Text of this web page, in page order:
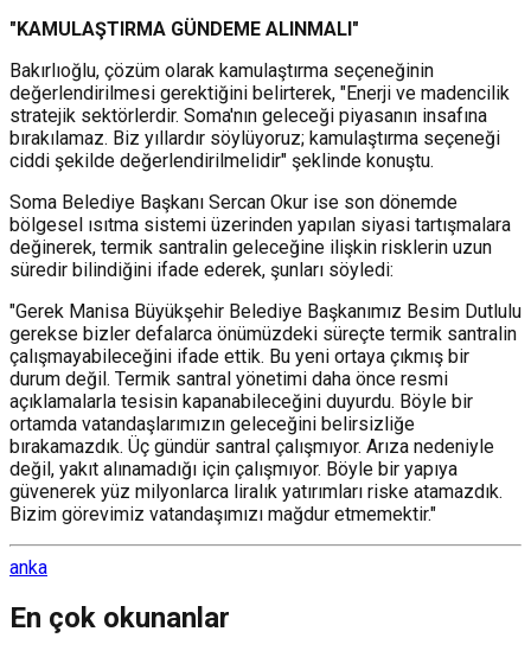
"KAMULAŞTIRMA GÜNDEME ALINMALI"
Bakırlıoğlu, çözüm olarak kamulaştırma seçeneğinin
değerlendirilmesi gerektiğini belirterek, "Enerji ve madencilik
stratejik sektörlerdir. Soma'nın geleceği piyasanın insafına
bırakılamaz. Biz yıllardır söylüyoruz; kamulaştırma seçeneği
ciddi şekilde değerlendirilmelidir" şeklinde konuştu.
Soma Belediye Başkanı Sercan Okur ise son dönemde
bölgesel ısıtma sistemi üzerinden yapılan siyasi tartışmalara
değinerek, termik santralin geleceğine ilişkin risklerin uzun
süredir bilindiğini ifade ederek, şunları söyledi:
"Gerek Manisa Büyükşehir Belediye Başkanımız Besim Dutlulu
gerekse bizler defalarca önümüzdeki süreçte termik santralin
çalışmayabileceğini ifade ettik. Bu yeni ortaya çıkmış bir
durum değil. Termik santral yönetimi daha önce resmi
açıklamalarla tesisin kapanabileceğini duyurdu. Böyle bir
ortamda vatandaşlarımızın geleceğini belirsizliğe
bırakamazdık. Üç gündür santral çalışmıyor. Arıza nedeniyle
değil, yakıt alınamadığı için çalışmıyor. Böyle bir yapıya
güvenerek yüz milyonlarca liralık yatırımları riske atamazdık.
Bizim görevimiz vatandaşımızı mağdur etmemektir."
anka
En çok okunanlar